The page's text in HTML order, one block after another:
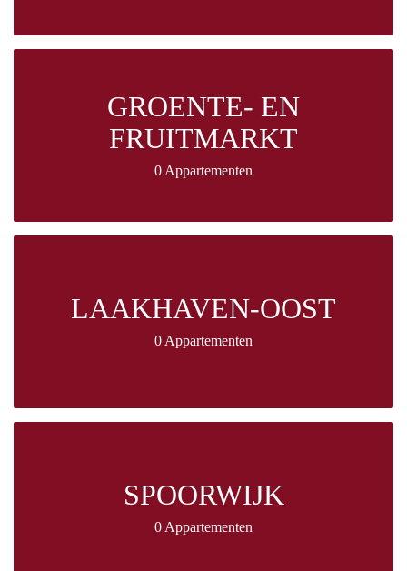
GROENTE- EN
FRUITMARKT
0 Appartementen
LAAKHAVEN-OOST
0 Appartementen
SPOORWIJK
0 Appartementen